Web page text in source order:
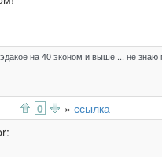
на 40 эконом и выше ... не знаю
0 » ссылка